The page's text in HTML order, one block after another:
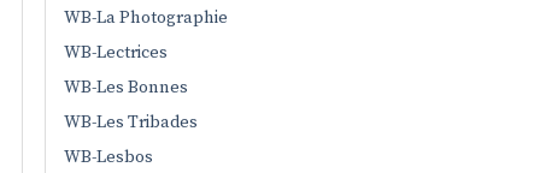
WB-La Photographie
WB-Lectrices
WB-Les Bonnes
WB-Les Tribades
WB-Lesbos